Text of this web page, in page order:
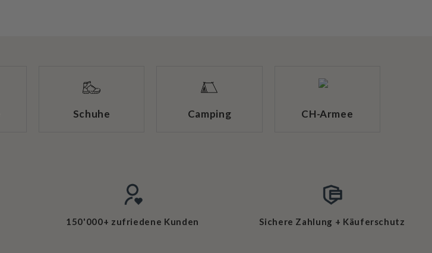
Schuhe Camping CH-Armee
150'000+ zufriedene Kunden Sichere Zahlung + Käuferschutz